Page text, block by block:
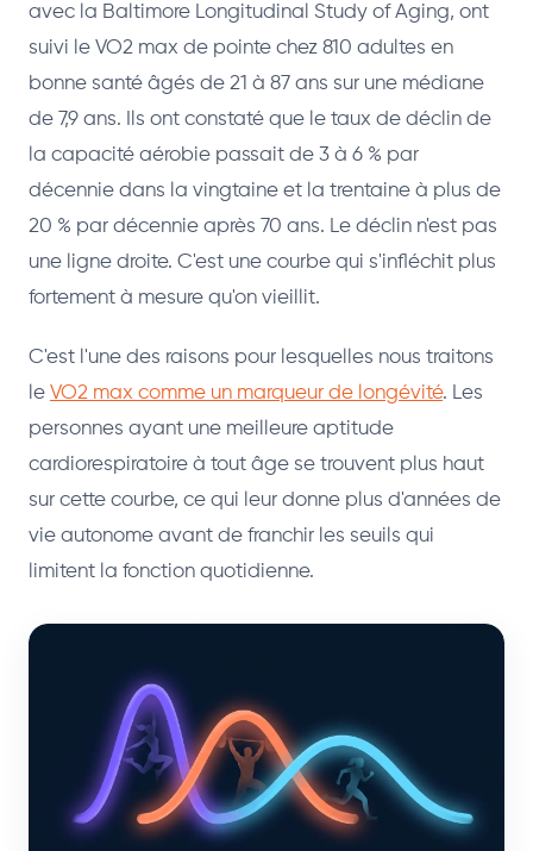
avec la Baltimore Longitudinal Study of Aging, ont
suivi le VO2 max de pointe chez 810 adultes en
bonne santé âgés de 21 à 87 ans sur une médiane
de 7,9 ans. Ils ont constaté que le taux de déclin de
la capacité aérobie passait de 3 à 6 % par
décennie dans la vingtaine et la trentaine à plus de
20 % par décennie après 70 ans. Le déclin n'est pas
une ligne droite. C'est une courbe qui s'infléchit plus
fortement à mesure qu'on vieillit.
C'est l'une des raisons pour lesquelles nous traitons
le VO2 max comme un marqueur de longévité. Les
personnes ayant une meilleure aptitude
cardiorespiratoire à tout âge se trouvent plus haut
sur cette courbe, ce qui leur donne plus d'années de
vie autonome avant de franchir les seuils qui
limitent la fonction quotidienne.